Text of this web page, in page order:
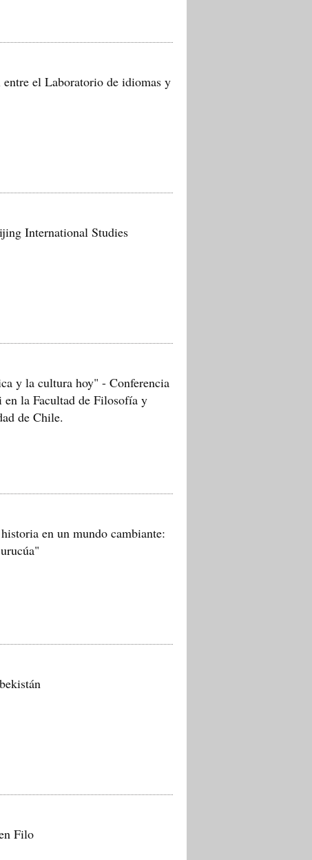
el Laboratorio de idiomas y
International Studies
y la cultura hoy" - Conferencia
la Facultad de Filosofía y
de Chile.
en un mundo cambiante:
Filo